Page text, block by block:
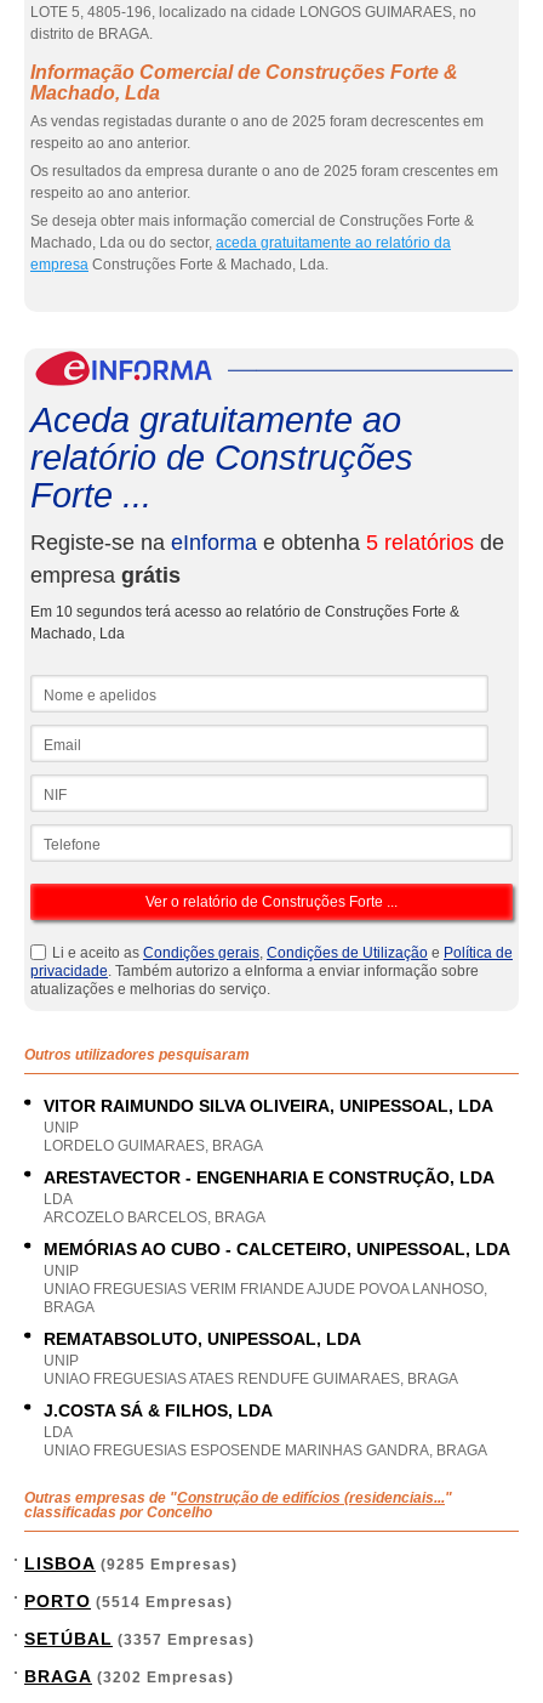
LOTE 5, 4805-196, localizado na cidade LONGOS GUIMARAES, no
distrito de BRAGA.
Informação Comercial de Construções Forte &
Machado, Lda
As vendas registadas durante o ano de 2025 foram decrescentes em
respeito ao ano anterior.
Os resultados da empresa durante o ano de 2025 foram crescentes em
respeito ao ano anterior.
Se deseja obter mais informação comercial de Construções Forte &
Machado, Lda ou do sector, aceda gratuitamente ao relatório da
empresa Construções Forte & Machado, Lda.
Aceda gratuitamente ao
relatório de Construções
Forte ...
Registe-se na eInforma e obtenha 5 relatórios de
empresa grátis
Em 10 segundos terá acesso ao relatório de Construções Forte &
Machado, Lda
Li e aceito as Condições gerais, Condições de Utilização e Política de
privacidade. Também autorizo a eInforma a enviar informação sobre
atualizações e melhorias do serviço.
Outros utilizadores pesquisaram
VITOR RAIMUNDO SILVA OLIVEIRA, UNIPESSOAL, LDA
UNIP
LORDELO GUIMARAES, BRAGA
ARESTAVECTOR - ENGENHARIA E CONSTRUÇÃO, LDA
LDA
ARCOZELO BARCELOS, BRAGA
MEMÓRIAS AO CUBO - CALCETEIRO, UNIPESSOAL, LDA
UNIP
UNIAO FREGUESIAS VERIM FRIANDE AJUDE POVOA LANHOSO,
BRAGA
REMATABSOLUTO, UNIPESSOAL, LDA
UNIP
UNIAO FREGUESIAS ATAES RENDUFE GUIMARAES, BRAGA
J.COSTA SÁ & FILHOS, LDA
LDA
UNIAO FREGUESIAS ESPOSENDE MARINHAS GANDRA, BRAGA
Outras empresas de "Construção de edifícios (residenciais..."
classificadas por Concelho
LISBOA (9285 Empresas)
PORTO (5514 Empresas)
SETÚBAL (3357 Empresas)
BRAGA (3202 Empresas)